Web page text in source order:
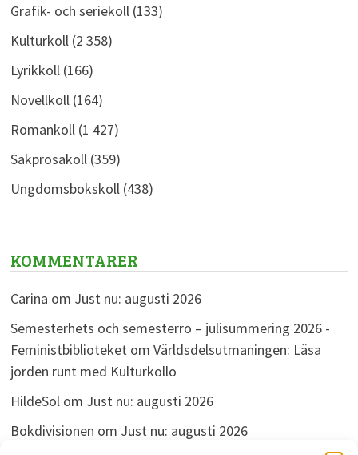
Grafik- och seriekoll(133)
Kulturkoll(2 358)
Lyrikkoll(166)
Novellkoll(164)
Romankoll(1 427)
Sakprosakoll(359)
Ungdomsbokskoll(438)
KOMMENTARER
Carina om Just nu: augusti 2026
Semesterhets och semesterro – julisummering 2026 -
Feministbiblioteketom Världsdelsutmaningen: Läsa
jorden runt med Kulturkollo
HildeSolom Just nu: augusti 2026
Bokdivisionen om Just nu: augusti 2026